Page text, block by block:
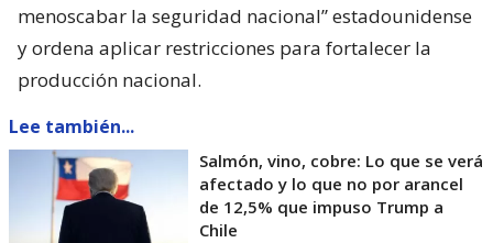
menoscabar la seguridad nacional” estadounidense
y ordena aplicar restricciones para fortalecer la
producción nacional.
Lee también...
Salmón, vino, cobre: Lo que se verá
afectado y lo que no por arancel
de 12,5% que impuso Trump a
Chile